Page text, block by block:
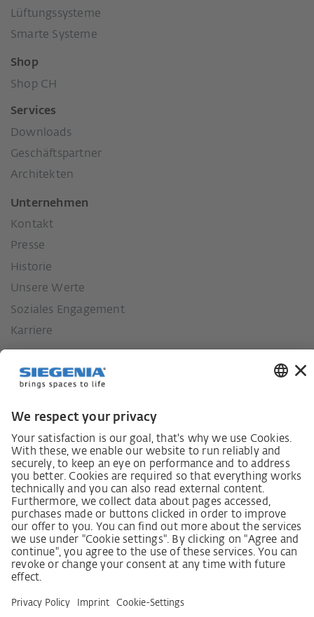
Lüftungssysteme
Smarte Systeme
Shop
Shop CH
Services
Downloads
Geschäftspartner
Architekten
Unternehmen
Kontakt
Presse
Historie
Unsere Werte
Soziales Engagement
Karriere
Lieferkettensorgfaltspflichtengesetz
Lieferantenkodex
LkSG-Merkblatt für Lieferanten
Grundsatzerklärung Menschenrechtsstrategie
Beschwerdeverfahren
Impressum AGB
Datenschutz